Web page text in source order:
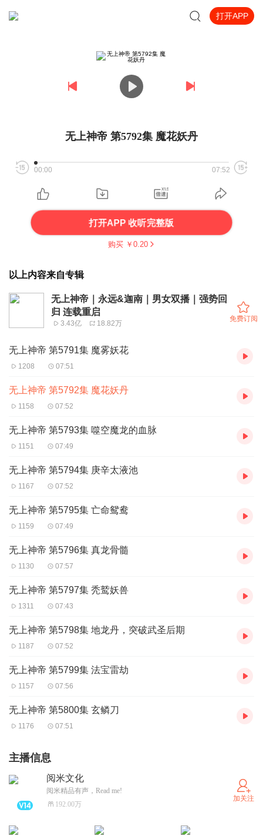
打开APP
无上神帝 第5792集 魔花妖丹
00:00 07:52
打开APP 收听完整版
购买 ￥ 0.20
以上内容来自专辑
无上神帝｜永远&迦南｜男女双播｜强势回
归 连载重启
3.43亿 18.82万
免费订阅
无上神帝 第5791集 魔雾妖花
1208 07:51
无上神帝 第5792集 魔花妖丹
1158 07:52
无上神帝 第5793集 噬空魔龙的血脉
1151 07:49
无上神帝 第5794集 庚辛太液池
1167 07:52
无上神帝 第5795集 亡命鸳鸯
1159 07:49
无上神帝 第5796集 真龙骨髓
1130 07:57
无上神帝 第5797集 秃鹫妖兽
1311 07:43
无上神帝 第5798集 地龙丹，突破武圣后期
1187 07:52
无上神帝 第5799集 法宝雷劫
1157 07:56
无上神帝 第5800集 玄鳞刀
1176 07:51
主播信息
阅米文化
阅米精品有声，Read me!
192.00万
加关注